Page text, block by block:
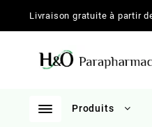
Livraison gratuite à partir
Produits